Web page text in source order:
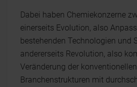
Dabei haben Chemiekonzerne
einerseits Evolution, also
bestehenden Technologien und
andererseits Revolution, also
Veränderung der konventionellen
Branchenstrukturen mit